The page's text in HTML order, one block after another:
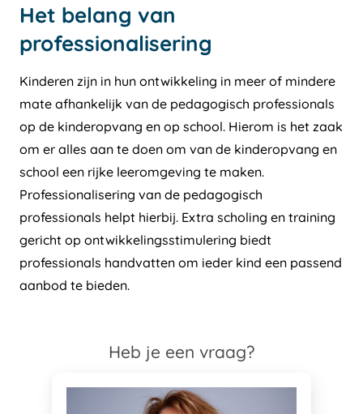
Het belang van
professionalisering
Kinderen zijn in hun ontwikkeling in meer of mindere
mate afhankelijk van de pedagogisch professionals
op de kinderopvang en op school. Hierom is het zaak
om er alles aan te doen om van de kinderopvang en
school een rijke leeromgeving te maken.
Professionalisering van de pedagogisch
professionals helpt hierbij. Extra scholing en training
gericht op ontwikkelingsstimulering biedt
professionals handvatten om ieder kind een passend
aanbod te bieden.
Heb je een vraag?